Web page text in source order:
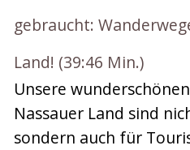
Kontakt
gebraucht:
Land! (39:46 Min.)
Unsere
Nassauer Land sind
sondern auch für